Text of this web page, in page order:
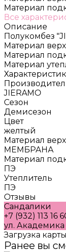
Материал
Все
Описание
Полукомбез
Материал
Материал
Материал
JIERAMO
Сезон
Демисезон
Цвет
желтый
Материал
МЕМБРАНА
Материал
ПЭ
Утеплитель
ПЭ
Отзывы
Сандалики
+7 (932) 113 16
ул. Академика
Загрузка карты
Ранее вы